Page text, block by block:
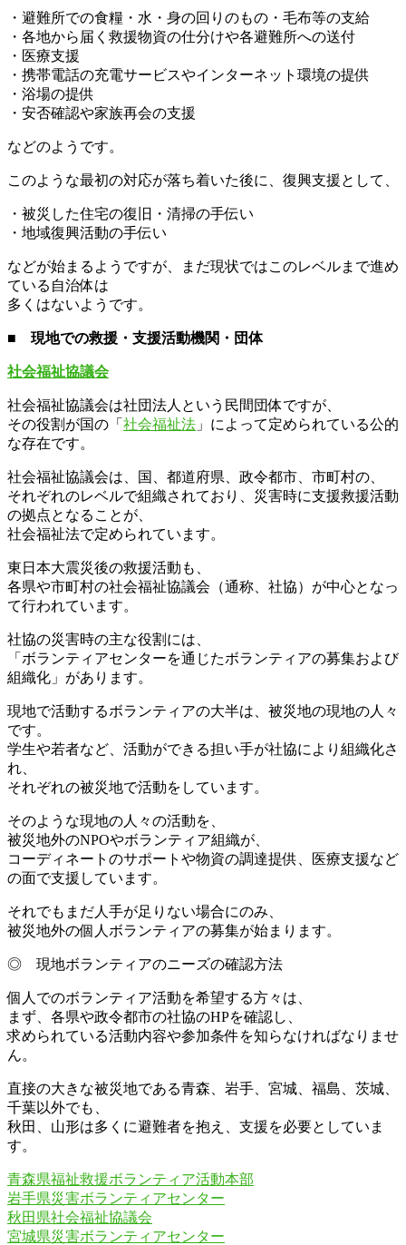
・避難所での食糧・水・身の回りのもの・毛布等の支給
・各地から届く救援物資の仕分けや各避難所への送付
・医療支援
・携帯電話の充電サービスやインターネット環境の提供
・浴場の提供
・安否確認や家族再会の支援
などのようです。
このような最初の対応が落ち着いた後に、復興支援として、
・被災した住宅の復旧・清掃の手伝い
・地域復興活動の手伝い
などが始まるようですが、まだ現状ではこのレベルまで進め
ている自治体は
多くはないようです。
■ 現地での救援・支援活動機関・団体
社会福祉協議会
社会福祉協議会は社団法人という民間団体ですが、
その役割が国の「 社会福祉法 」によって定められている公的
な存在です。
社会福祉協議会は、国、都道府県、政令都市、市町村の、
それぞれのレベルで組織されており、災害時に支援救援活動
の拠点となることが、
社会福祉法で定められています。
東日本大震災後の救援活動も、
各県や市町村の社会福祉協議会（通称、社協）が中心となっ
て行われています。
社協の災害時の主な役割には、
「ボランティアセンターを通じたボランティアの募集および
組織化」があります。
現地で活動するボランティアの大半は、被災地の現地の人々
です。
学生や若者など、活動ができる担い手が社協により組織化さ
れ、
それぞれの被災地で活動をしています。
そのような現地の人々の活動を、
被災地外のNPOやボランティア組織が、
コーディネートのサポートや物資の調達提供、医療支援など
の面で支援しています。
それでもまだ人手が足りない場合にのみ、
被災地外の個人ボランティアの募集が始まります。
◎ 現地ボランティアのニーズの確認方法
個人でのボランティア活動を希望する方々は、
まず、各県や政令都市の社協のHPを確認し、
求められている活動内容や参加条件を知らなければなりませ
ん。
直接の大きな被災地である青森、岩手、宮城、福島、茨城、
千葉以外でも、
秋田、山形は多くに避難者を抱え、支援を必要としていま
す。
青森県福祉救援ボランティア活動本部
岩手県災害ボランティアセンター
秋田県社会福祉協議会
宮城県災害ボランティアセンター